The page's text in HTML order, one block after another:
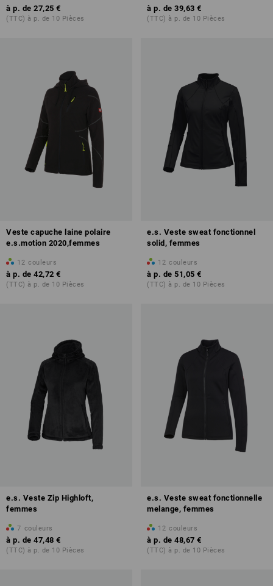
à p. de 27,25 €
(TTC) à p. de 10 Pièces
à p. de 39,63 €
(TTC) à p. de 10 Pièces
Veste capuche laine polaire
e.s.motion 2020,femmes
12 couleurs
à p. de 42,72 €
(TTC) à p. de 10 Pièces
e.s. Veste sweat fonctionnel
solid, femmes
12 couleurs
à p. de 51,05 €
(TTC) à p. de 10 Pièces
e.s. Veste Zip Highloft,
femmes
7 couleurs
à p. de 47,48 €
(TTC) à p. de 10 Pièces
e.s. Veste sweat fonctionnelle
melange, femmes
12 couleurs
à p. de 48,67 €
(TTC) à p. de 10 Pièces